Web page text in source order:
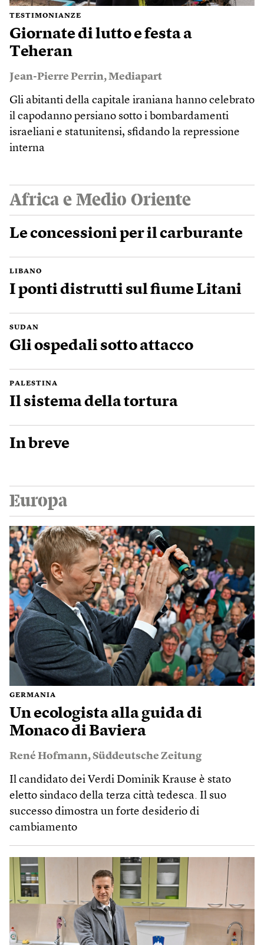
TESTIMONIANZE
Giornate di lutto e festa a
Teheran
Jean-Pierre Perrin,Mediapart
Gli abitanti della capitale iraniana hanno celebrato
il capodanno persiano sotto i bombardamenti
israeliani e statunitensi, sfidando la repressione
interna
Africa e Medio Oriente
Le concessioni per il carburante
LIBANO
I ponti distrutti sul fiume Litani
SUDAN
Gli ospedali sotto attacco
PALESTINA
Il sistema della tortura
In breve
Europa
GERMANIA
Un ecologista alla guida di
Monaco di Baviera
René Hofmann,Süddeutsche Zeitung
Il candidato dei Verdi Dominik Krause è stato
eletto sindaco della terza città tedesca. Il suo
successo dimostra un forte desiderio di
cambiamento